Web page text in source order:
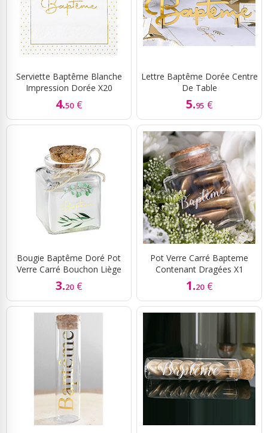
Serviette Baptême Blanche
Impression Dorée X20
4.50 €
Lettre Baptême Dorée Centre
De Table
5.95 €
Bougie Baptême Doré Pot
Verre Carré Bouchon Liège
3.20 €
Pot Verre Carré Bapteme
Contenant Dragées X1
1.20 €